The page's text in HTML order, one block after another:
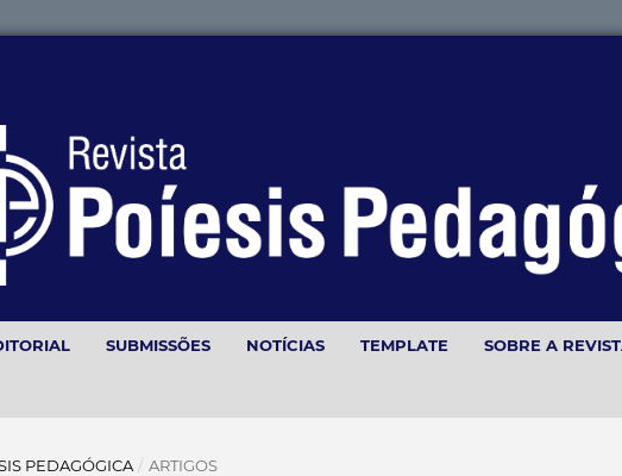
SUBMISSÕES NOTÍCIAS TEMPLATE SOBRE A
PEDAGÓGICA / ARTIGOS